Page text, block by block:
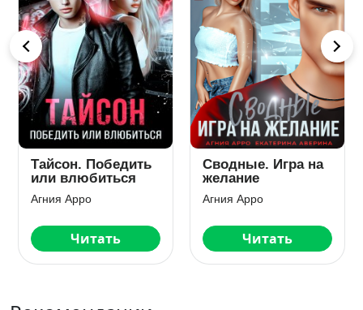
Тайсон. Победить
или влюбиться
Агния Арро
Читать
Сводные. Игра на
желание
Агния Арро
Читать